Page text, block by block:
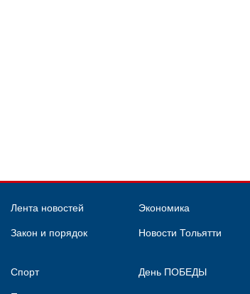
Лента новостей Экономика
Закон и порядок Новости Тольятти
Спорт День ПОБЕДЫ